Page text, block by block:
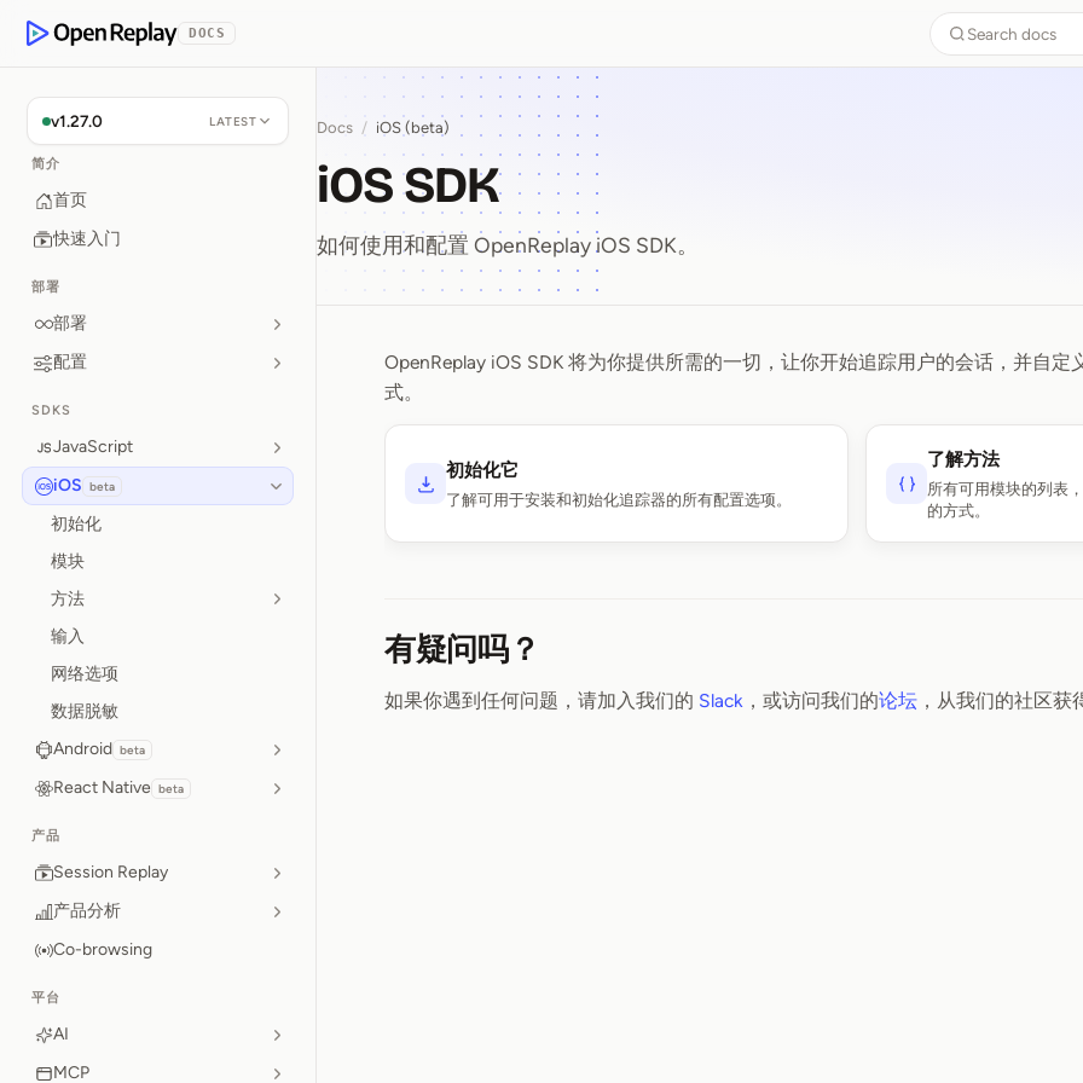
OpenReplay
DOCS Search docs
v1.27.0 LATEST
简介
首页
快速入门
部署
部署
配置
SDKS
JavaScript
iOS beta
初始化
模块
方法
输入
网络选项
数据脱敏
Android beta
React Native beta
产品
Session Replay
产品分析
Co-browsing
平台
AI
MCP
Docs / iOS (beta)
iOS SDK
如何使用和配置 OpenReplay iOS SDK。
iOS SDK
OpenReplay iOS SDK 将为你提供所需的一切，让你开始追踪用户的会话，并自
式。
初始化它
了解可用于安装和初始化追踪器的所有配置选项。
了解方法
所有可用模块的列表
的方式。
有疑问吗？
如果你遇到任何问题，请加入我们的 Slack ，或访问我们的论坛 ，从我们的社区获